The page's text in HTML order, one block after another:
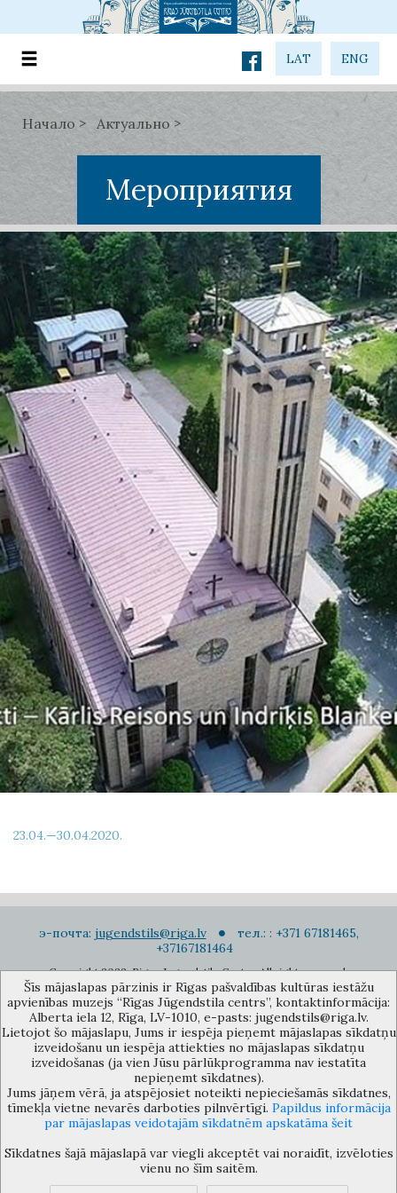
LAT ENG
Начало Актуально
Мероприятия
23.04.—30.04.2020.
э-почта: jugendstils@riga.lv
тел.: : +371 67181465,
+37167181464
Copyright 2022. Rigas Jugendstila Centrs. All right reserved.
Подписаться на новости
Музей объединения культурных учереждений Рижского
самоуправления «Рижский центр югендстиля», улица Альберта 12,
Рига, LV 1010, Латвия (дверной код: 12), jugendstils@riga.lv
Šīs mājaslapas pārzinis ir Rīgas pašvaldības kultūras iestāžu
apvienības muzejs “Rīgas Jūgendstila centrs”, kontaktinformācija:
Alberta iela 12, Rīga, LV-1010, e-pasts: jugendstils@riga.lv.
Lietojot šo mājaslapu, Jums ir iespēja pieņemt mājaslapas sīkdatņu
izveidošanu un iespēja attiekties no mājaslapas sīkdatņu
izveidošanas (ja vien Jūsu pārlūkprogramma nav iestatīta
nepieņemt sīkdatnes).
Jums jāņem vērā, ja atspējosiet noteikti nepieciešamās sīkdatnes,
tīmekļa vietne nevarēs darboties pilnvērtīgi. Papildus informācija
par mājaslapas veidotajām sīkdatnēm apskatāma šeit
Sīkdatnes šajā mājaslapā var viegli akceptēt vai noraidīt, izvēloties
vienu no šīm saitēm.